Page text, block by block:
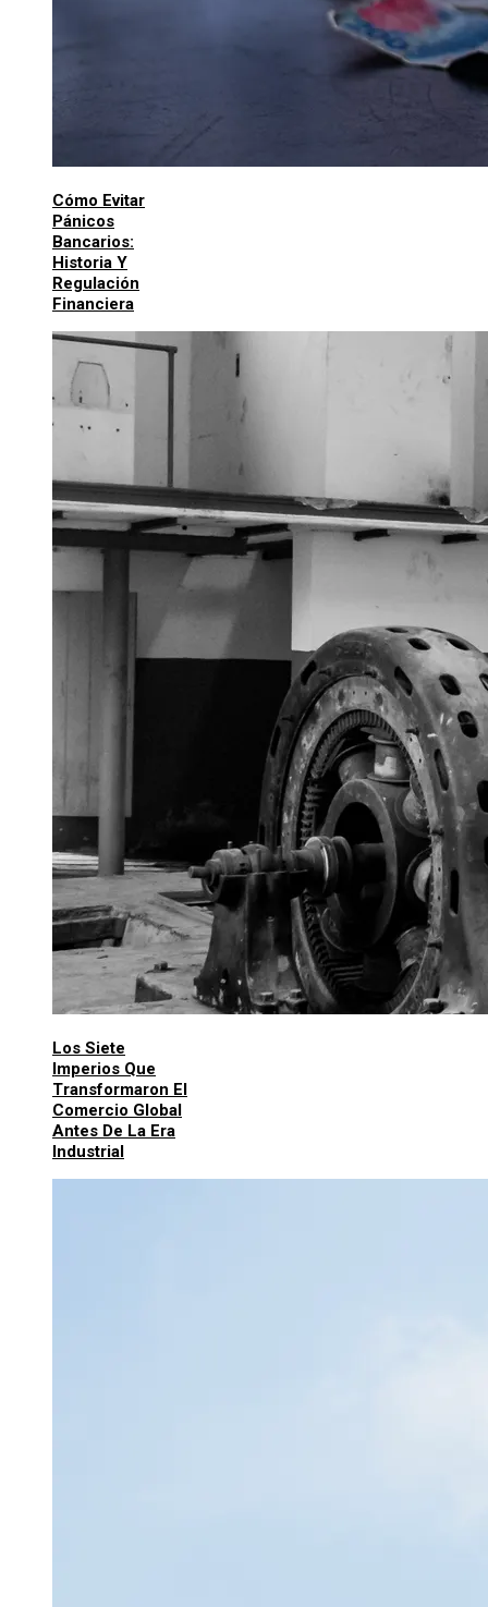
Cómo Evitar
Pánicos
Bancarios:
Historia Y
Regulación
Financiera
Los Siete
Imperios Que
Transformaron El
Comercio Global
Antes De La Era
Industrial